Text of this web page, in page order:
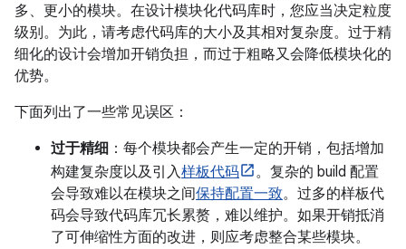
多、更小的模块。在设计模块化代码库时，您应当决定粒度
级别。为此，请考虑代码库的大小及其相对复杂度。过于精
细化的设计会增加开销负担，而过于粗略又会降低模块化的
优势。
下面列出了一些常见误区：
过于精细 ：每个模块都会产生一定的开销，包括增加
构建复杂度以及引入样板代码
。复杂的 build 配置
会导致难以在模块之间保持配置一致。过多的样板代
码会导致代码库冗长累赘，难以维护。如果开销抵消
了可伸缩性方面的改进，则应考虑整合某些模块。